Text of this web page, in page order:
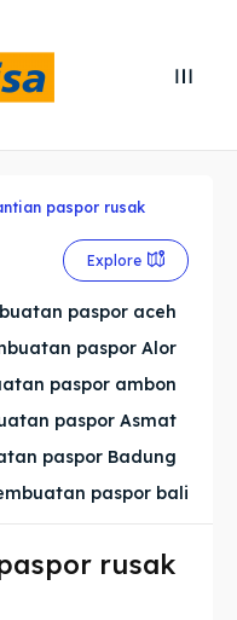
paspor rusak
Explore
paspor aceh
paspor Alor
paspor ambon
paspor Asmat
paspor Badung
paspor bali
rusak